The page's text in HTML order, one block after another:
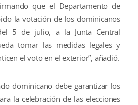
que el Departamento de
la votación de los dominicanos
5 de julio, a la Junta Central
tomar las medidas legales y
el voto en el exterior”, añadió.
dominicano debe garantizar los
la celebración de las elecciones